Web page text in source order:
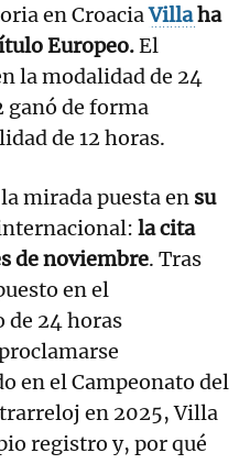
en CroaciaVillaha
Europeo.El
la modalidad de 24
ganó de forma
de 12 horas.
mirada puesta en su
la cita
de noviembre. Tras
en el
de 24 horas
en el Campeonato del
en 2025, Villa
registro y, por qué